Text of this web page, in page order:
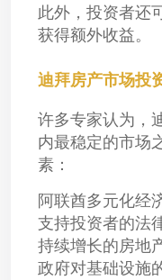
此外，投资者还
获得额外收益。
迪拜房产市场投
许多专家认为，
内最稳定的市场
素：
阿联酋多元化经
支持投资者的法
持续增长的房地
政府对基础设施